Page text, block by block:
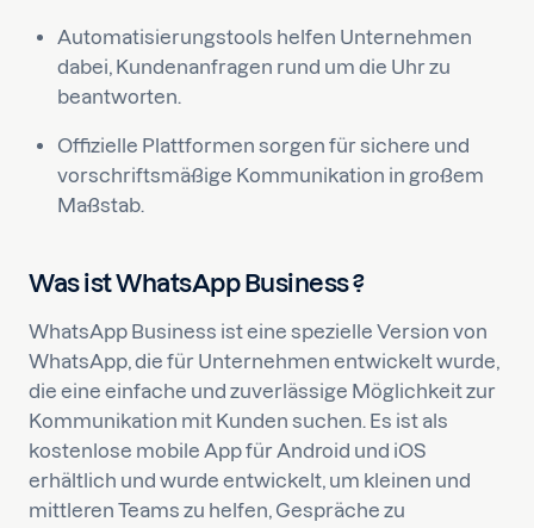
Automatisierungstools helfen Unternehmen
dabei, Kundenanfragen rund um die Uhr zu
beantworten.
Offizielle Plattformen sorgen für sichere und
vorschriftsmäßige Kommunikation in großem
Maßstab.
Was ist WhatsApp Business ?
WhatsApp Business ist eine spezielle Version von
WhatsApp, die für Unternehmen entwickelt wurde,
die eine einfache und zuverlässige Möglichkeit zur
Kommunikation mit Kunden suchen. Es ist als
kostenlose mobile App für Android und iOS
erhältlich und wurde entwickelt, um kleinen und
mittleren Teams zu helfen, Gespräche zu